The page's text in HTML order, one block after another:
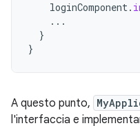
loginComponent.
...
}
}
A questo punto,
l'interfaccia e